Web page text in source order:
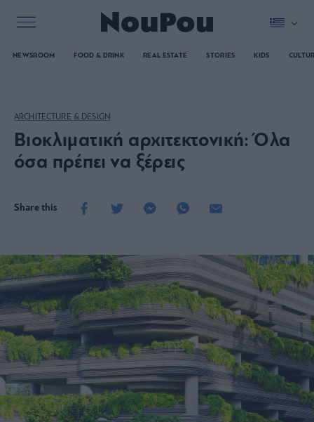
NEWSROOM FOOD & DRINK REAL ESTATE STORIES KIDS
ARCHITECTURE & DESIGN
Βιοκλιματική αρχιτεκτονική: Όλα
όσα πρέπει να ξέρεις
Share this